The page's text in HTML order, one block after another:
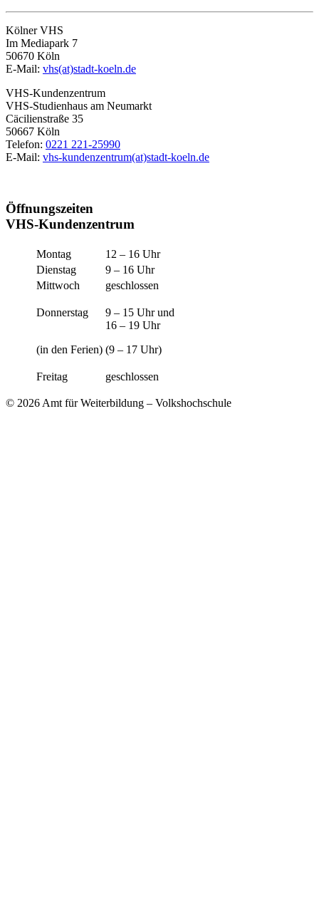
Kölner VHS
Im Mediapark 7
50670 Köln
E-Mail: vhs(at)stadt-koeln.de
VHS-Kundenzentrum
VHS-Studienhaus am Neumarkt
Cäcilienstraße 35
50667 Köln
Telefon: 0221 221-25990
E-Mail: vhs-kundenzentrum(at)stadt-koeln.de
Öffnungszeiten
VHS-Kundenzentrum
Montag
12 – 16 Uhr
Dienstag
9 – 16 Uhr
Mittwoch
geschlossen
Donnerstag
(in den Ferien)
9 – 15 Uhr und
16 – 19 Uhr
(9 – 17 Uhr)
Freitag geschlossen
© 2026 Amt für Weiterbildung – Volkshochschule